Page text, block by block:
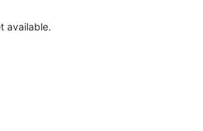
available.